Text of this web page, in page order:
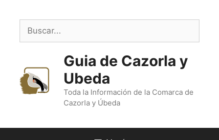
contenido
Buscar:
Guia de Cazorla y
Ubeda
Toda la Información de la Comarca de
Cazorla y Úbeda